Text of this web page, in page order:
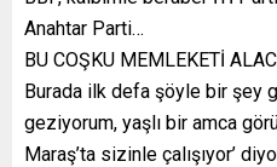
Anahtar Parti…
BU COŞKU MEMLEKETİ
Burada ilk defa şöyle bir şey
geziyorum, yaşlı bir amca
Maraş’ta sizinle çalışıyor’